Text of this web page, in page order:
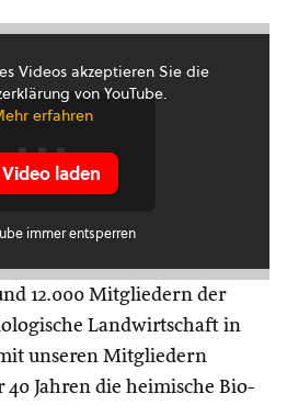
Videos akzeptieren Sie die
von YouTube.
erfahren
Video laden
immer entsperren
12.000 Mitgliedern der
Landwirtschaft in
unseren Mitgliedern
Jahren die heimische Bio-